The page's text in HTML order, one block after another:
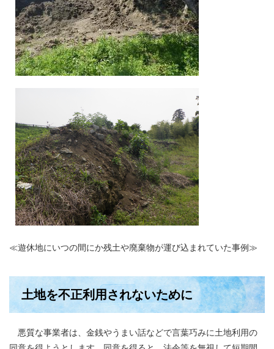
≪遊休地にいつの間にか残土や廃棄物が運び込まれていた事例≫
土地を不正利用されないために
悪質な事業者は、金銭やうまい話などで言葉巧みに土地利用の